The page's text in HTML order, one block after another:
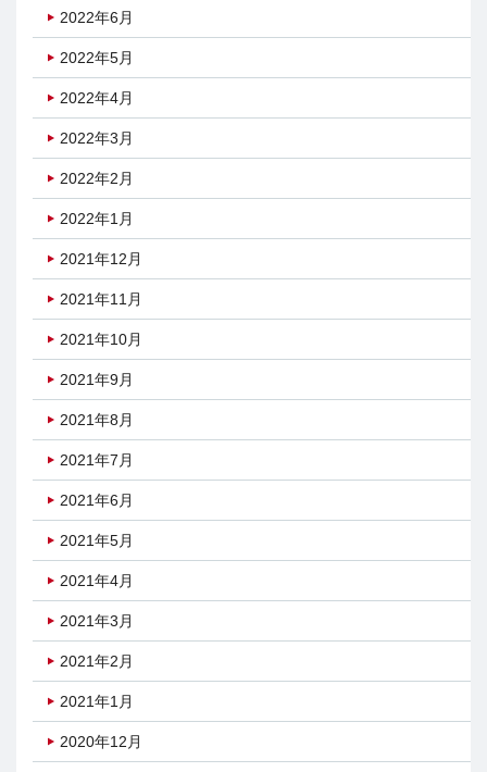
2022年6月
2022年5月
2022年4月
2022年3月
2022年2月
2022年1月
2021年12月
2021年11月
2021年10月
2021年9月
2021年8月
2021年7月
2021年6月
2021年5月
2021年4月
2021年3月
2021年2月
2021年1月
2020年12月